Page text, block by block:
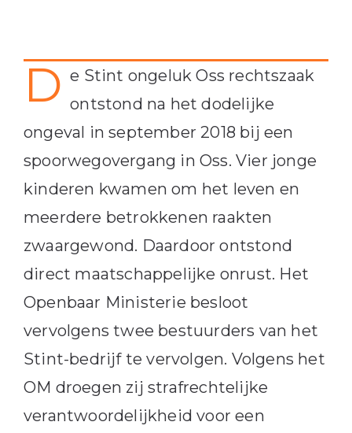
D e Stint ongeluk Oss rechtszaak
ontstond na het dodelijke
ongeval in september 2018 bij een
spoorwegovergang in Oss. Vier jonge
kinderen kwamen om het leven en
meerdere betrokkenen raakten
zwaargewond. Daardoor ontstond
direct maatschappelijke onrust. Het
Openbaar Ministerie besloot
vervolgens twee bestuurders van het
Stint-bedrijf te vervolgen. Volgens het
OM droegen zij strafrechtelijke
verantwoordelijkheid voor een